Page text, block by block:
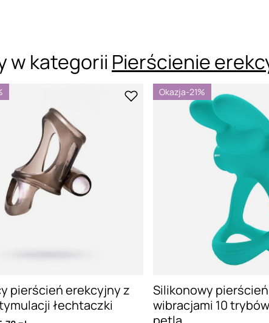
w kategorii Pierścienie
pierścień erekcyjny z
łechtaczki
Okazja-21%
Silikonowy
wibracjami 10